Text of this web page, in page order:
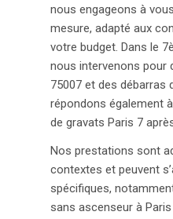
nous engageons à
mesure, adapté aux
votre budget. Dans le
nous intervenons pour
75007 et des débarras
répondons également
de gravats Paris 7
Nos prestations sont
contextes et peuvent
spécifiques,
sans ascenseur à